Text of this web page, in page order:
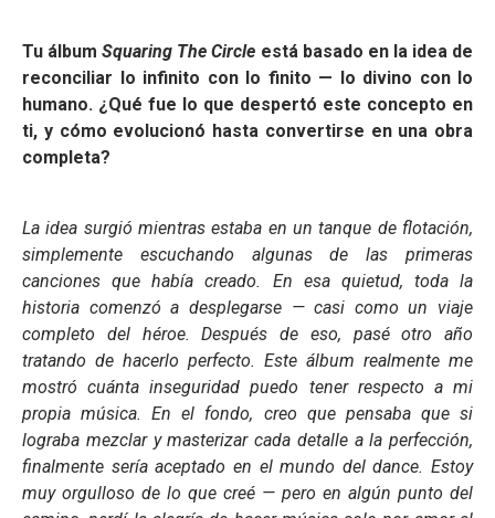
Tu álbumSquaring The Circle está basado en la idea de
reconciliar lo infinito con lo finito — lo divino con lo
humano. ¿Qué fue lo que despertó este concepto en
ti, y cómo evolucionó hasta convertirse en una obra
completa?
La idea surgió mientras estaba en un tanque de flotación,
simplemente escuchando algunas de las primeras
canciones que había creado. En esa quietud, toda la
historia comenzó a desplegarse — casi como un viaje
completo del héroe. Después de eso, pasé otro año
tratando de hacerlo perfecto. Este álbum realmente me
mostró cuánta inseguridad puedo tener respecto a mi
propia música. En el fondo, creo que pensaba que si
lograba mezclar y masterizar cada detalle a la perfección,
finalmente sería aceptado en el mundo del dance. Estoy
muy orgulloso de lo que creé — pero en algún punto del